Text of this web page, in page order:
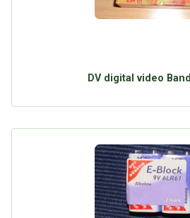
DV digital video Band